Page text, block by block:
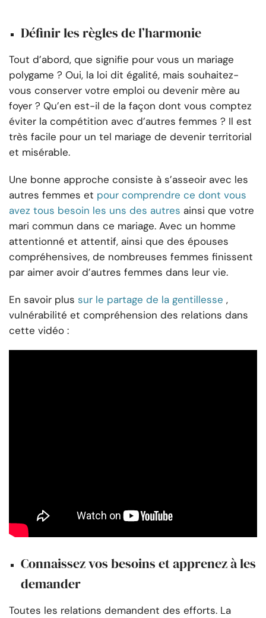
Définir les règles de l’harmonie
Tout d’abord, que signifie pour vous un mariage
polygame ? Oui, la loi dit égalité, mais souhaitez-
vous conserver votre emploi ou devenir mère au
foyer ? Qu’en est-il de la façon dont vous comptez
éviter la compétition avec d’autres femmes ? Il est
très facile pour un tel mariage de devenir territorial
et misérable.
Une bonne approche consiste à s’asseoir avec les
autres femmes et pour comprendre ce dont vous
avez tous besoin les uns des autres ainsi que votre
mari commun dans ce mariage. Avec un homme
attentionné et attentif, ainsi que des épouses
compréhensives, de nombreuses femmes finissent
par aimer avoir d’autres femmes dans leur vie.
En savoir plus sur le partage de la gentillesse ,
vulnérabilité et compréhension des relations dans
cette vidéo :
Connaissez vos besoins et apprenez à les
demander
Toutes les relations demandent des efforts. La